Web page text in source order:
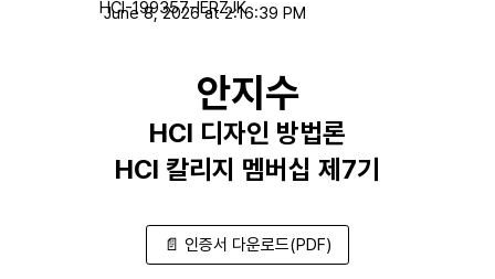
안지수
HCI 디자인 방법론
HCI 칼리지 멤버십 제7기
HCI-199357-IERZJK
June 8, 2026 at 2:16:39 PM
📄 인증서 다운로드(PDF)